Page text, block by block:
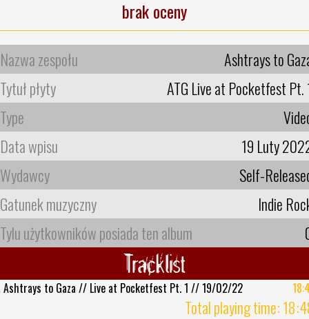
brak oceny
Nazwa zespołu
Ashtrays to
Tytuł płyty
ATG Live at Pocketfest Pt.
Type
Data wpisu
19 Luty
Wydawcy
Self-
Gatunek muzyczny
Indie
Tylu użytkowników posiada ten album
Tracklist
Ashtrays to Gaza // Live at Pocketfest Pt. 1 // 19/02/22
Total playing time: